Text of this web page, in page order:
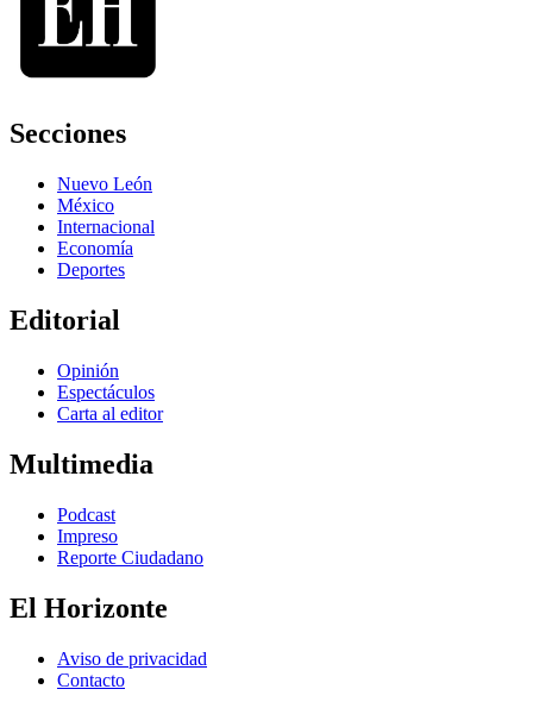
Secciones
Nuevo León
México
Internacional
Economía
Deportes
Editorial
Opinión
Espectáculos
Carta al editor
Multimedia
Podcast
Impreso
Reporte Ciudadano
El Horizonte
Aviso de privacidad
Contacto